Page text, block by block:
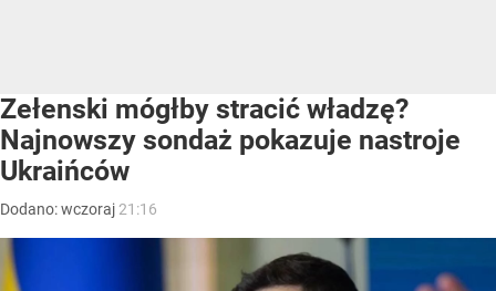
Zełenski mógłby stracić władzę?
Najnowszy sondaż pokazuje nastroje
Ukraińców
Dodano:wczoraj 21:16